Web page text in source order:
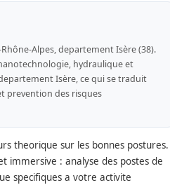
Alpes, departement Isère (38).
hydraulique et
Isère, ce qui se traduit
prevention des risques
theorique sur les bonnes postures.
immersive : analyse des postes de
specifiques a votre activite